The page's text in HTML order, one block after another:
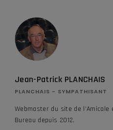
Jean-Patrick PLANCHAIS
PLANCHAIS - SYMPATHISANT
Webmaster du site de l’Amicale
Bureau depuis 2012.